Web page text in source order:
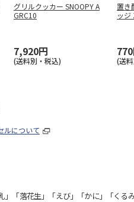
グリルクッカー SNOOPY A
GRC10
7,920円
(送料別・税込)
置き
ッジ
(送
ルについて
「落花生」「えび」「かに」「くる